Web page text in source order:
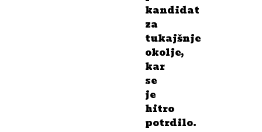
kandidat
za
tukajšnje
okolje,
kar
se
je
hitro
potrdilo.